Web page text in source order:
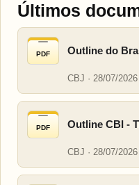
Últimos
PDF Outline do
CBJ · 28/07/2026
PDF Outline CBI -
CBJ · 28/07/2026